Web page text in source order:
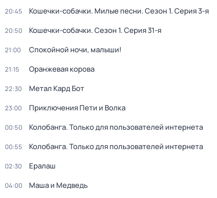
20:45 Кошечки-собачки. Милые песни. Сезон 1. Серия 3-я
20:50 Кошечки-собачки. Сезон 1. Серия 31-я
21:00 Спокойной ночи, малыши!
21:15 Оранжевая корова
22:30 Метал Кард Бот
23:00 Приключения Пети и Волка
00:50 Колобанга. Только для пользователей интернета
00:55 Колобанга. Только для пользователей интернета
02:30 Ералаш
04:00 Маша и Медведь